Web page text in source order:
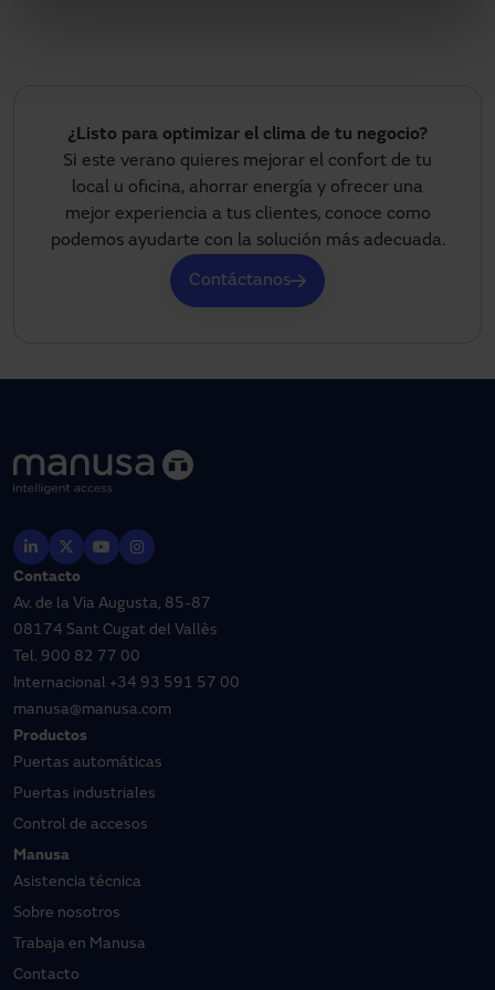
¿Listo para optimizar el clima de tu negocio?
Si este verano quieres mejorar el confort de tu
local u oficina, ahorrar energía y ofrecer una
mejor experiencia a tus clientes, conoce como
podemos ayudarte con la solución más adecuada.
Contáctanos
Contacto
Av. de la Via Augusta, 85-87
08174 Sant Cugat del Vallès
Tel. 900 82 77 00
Internacional +34 93 591 57 00
manusa@manusa.com
Productos
Puertas automáticas
Puertas industriales
Control de accesos
Manusa
Asistencia técnica
Sobre nosotros
Trabaja en Manusa
Contacto